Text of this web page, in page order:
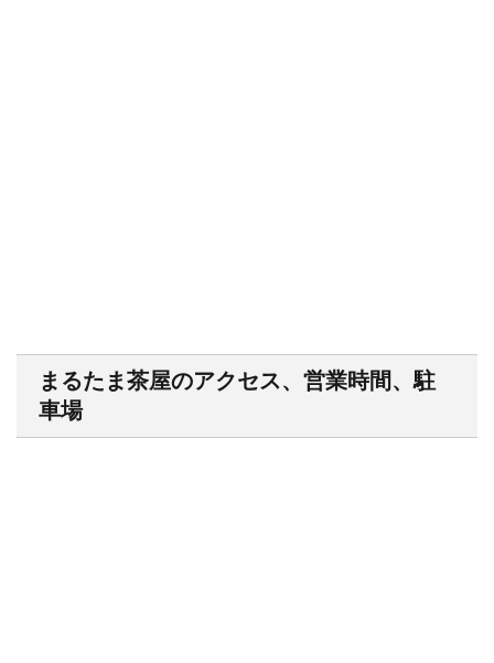
まるたま茶屋のアクセス、営業時間、駐
車場